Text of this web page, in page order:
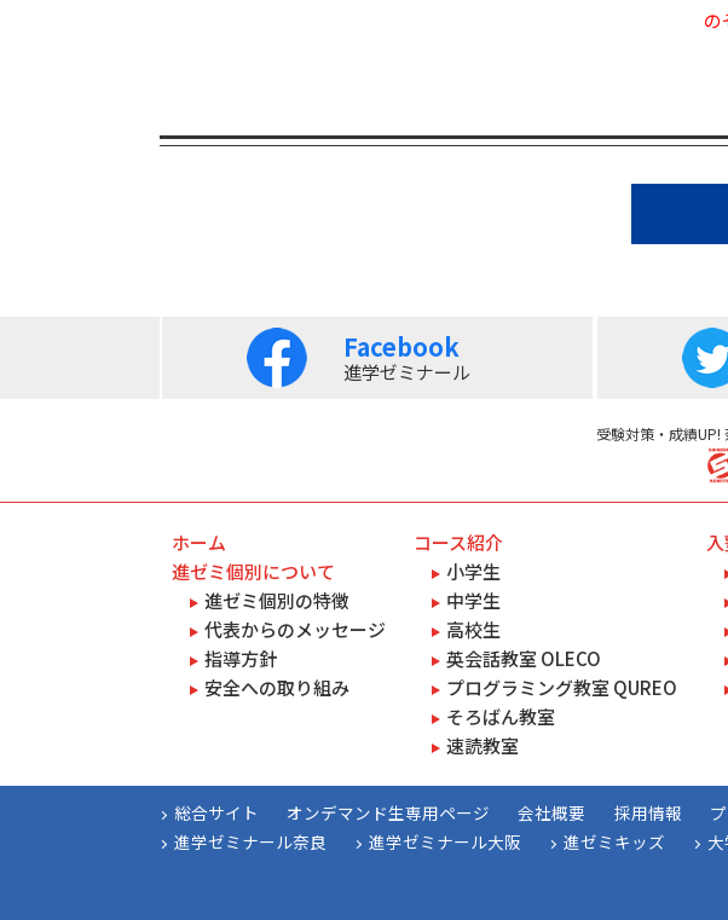
の
Facebook
進学ゼミナール
受験対策・成績
ホーム
進ゼミ個別について
進ゼミ個別の特徴
代表からのメッセージ
指導方針
安全への取り組み
コース紹介
小学生
中学生
高校生
英会話教室 OLECO
プログラミング教室 QUREO
そろばん教室
速読教室
総合サイト オンデマンド生専用ページ 会社概要 採用情報
進学ゼミナール奈良
進学ゼミナール大阪 進ゼミキッズ